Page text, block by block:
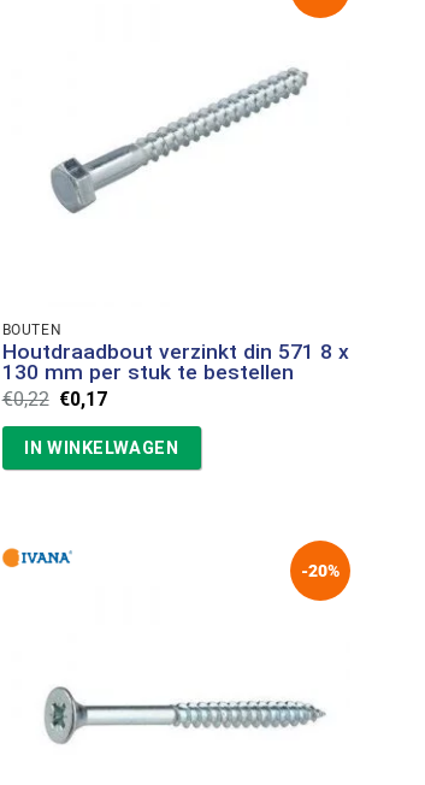
BOUTEN
Houtdraadbout verzinkt din 571 8 x
130 mm per stuk te bestellen
€0,22 Oorspronkelijke
prijs
was:
€0,22.
€0,17Huidige
is:
€0,17.
IN WINKELWAGEN
-20%